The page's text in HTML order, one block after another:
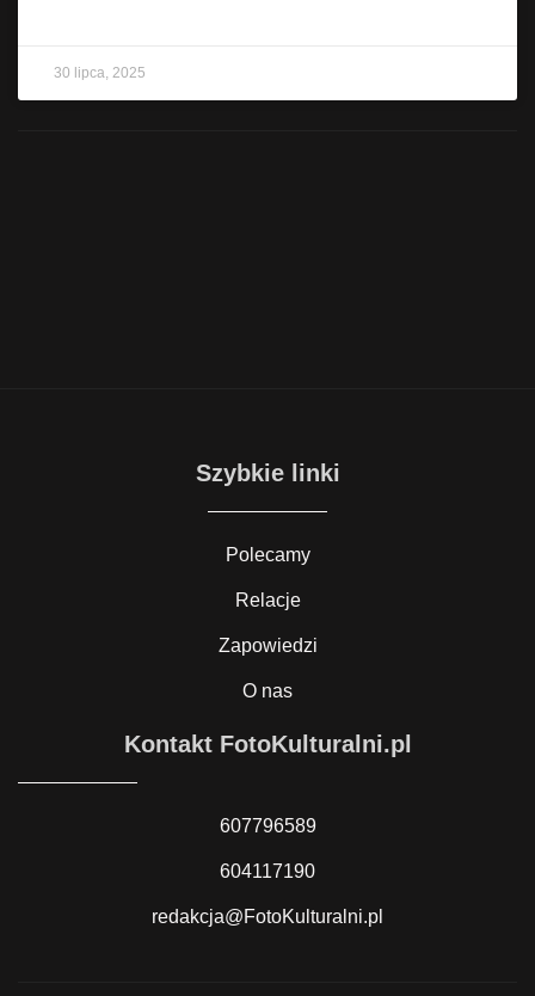
30 lipca, 2025
Szybkie linki
Polecamy
Relacje
Zapowiedzi
O nas
Kontakt FotoKulturalni.pl
607796589
604117190
redakcja@FotoKulturalni.pl